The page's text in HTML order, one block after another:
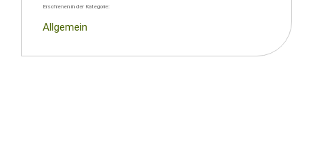
Erschienen in der Kategorie:
Allgemein